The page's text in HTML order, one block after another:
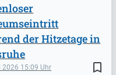
bookmark_border
2026 15:09
der Hitzetage in